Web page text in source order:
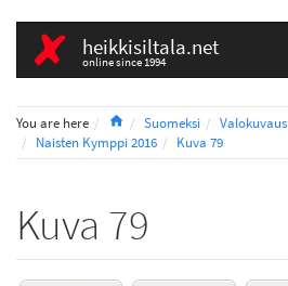
heikkisiltala.net
online since 1994
You are here HomeSuomeksi Valokuvaus
Naisten Kymppi 2016
Kuva 79
Kuva 79